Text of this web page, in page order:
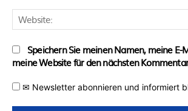
Speichern Sie meinen Namen, meine E-
meine Website für den nächsten
✉ Newsletter abonnieren und informiert